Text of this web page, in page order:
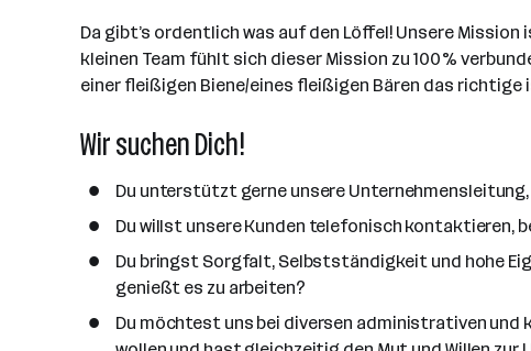
e
r
l
l
e
t
g
e
e
r
b
e
t
e
a
n
d
r
t
Da gibt’s ordentlich was auf den Löffel! Unsere
kleinen Team fühlt sich dieser Mission zu 100%
einer fleißigen Biene/eines fleißigen Bären das richtige
Wir suchen Dich!
Du unterstützt gerne unsere
Du willst unsere Kunden telefonisch kontaktieren,
Du bringst Sorgfalt, Selbstständigkeit und hohe
genießt es zu arbeiten?
Du möchtest uns bei diversen administrativen